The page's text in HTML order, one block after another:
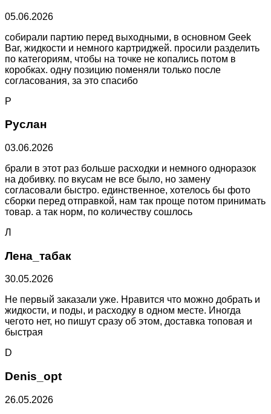
05.06.2026
собирали партию перед выходными, в основном Geek
Bar, жидкости и немного картриджей. просили разделить
по категориям, чтобы на точке не копались потом в
коробках. одну позицию поменяли только после
согласования, за это спасибо
Р
Руслан
03.06.2026
брали в этот раз больше расходки и немного одноразок
на добивку. по вкусам не все было, но замену
согласовали быстро. единственное, хотелось бы фото
сборки перед отправкой, нам так проще потом принимать
товар. а так норм, по количеству сошлось
Л
Лена_табак
30.05.2026
Не первый заказали уже. Нравится что можно добрать и
жидкости, и поды, и расходку в одном месте. Иногда
чегото нет, но пишут сразу об этом, доставка топовая и
быстрая
D
Denis_opt
26.05.2026